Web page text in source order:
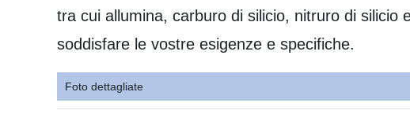
tra cui allumina, carburo di silicio, nitruro di
soddisfare le vostre esigenze e specifiche.
Foto dettagliate